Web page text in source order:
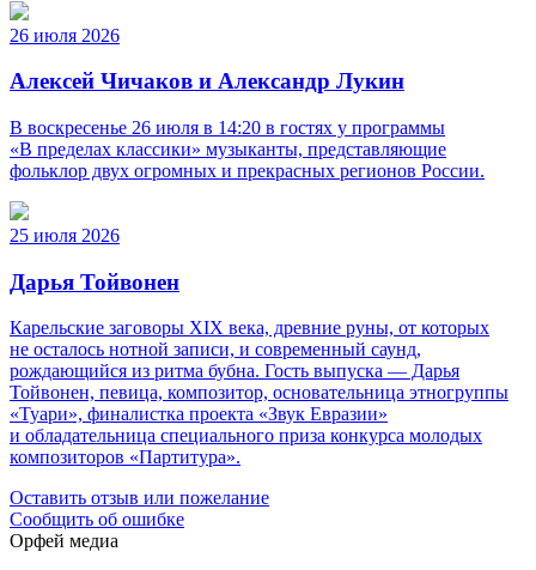
26 июля 2026
Алексей Чичаков и Александр Лукин
В воскресенье 26 июля в 14:20 в гостях у программы
«В пределах классики» музыканты, представляющие
фольклор двух огромных и прекрасных регионов России.
25 июля 2026
Дарья Тойвонен
Карельские заговоры XIX века, древние руны, от которых
не осталось нотной записи, и современный саунд,
рождающийся из ритма бубна. Гость выпуска — Дарья
Тойвонен, певица, композитор, основательница этногруппы
«Туари», финалистка проекта «Звук Евразии»
и обладательница специального приза конкурса молодых
композиторов «Партитура».
Оставить отзыв или пожелание
Сообщить об ошибке
Орфей медиа